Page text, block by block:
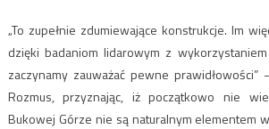
„To zupełnie zdumiewające konstrukcje. Im
dzięki badaniom lidarowym z
zaczynamy zauważać pewne prawidłowości”
Rozmus, przyznając, iż początkowo nie
Bukowej Górze nie są naturalnym elementem